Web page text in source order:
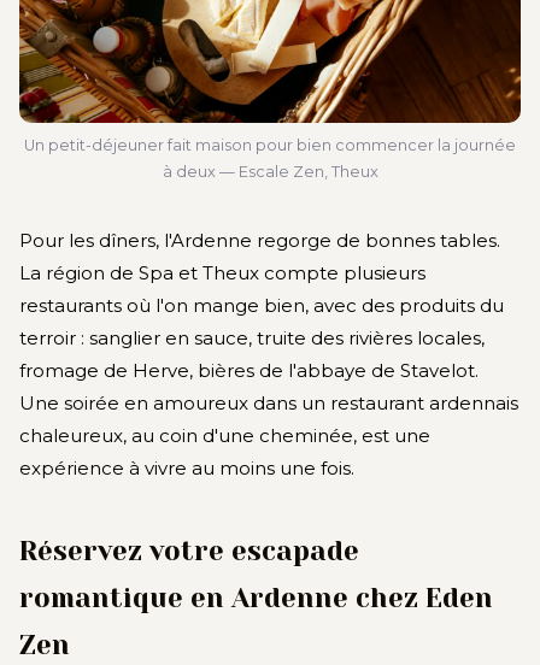
Un petit-déjeuner fait maison pour bien commencer la journée
à deux — Escale Zen, Theux
Pour les dîners, l'Ardenne regorge de bonnes tables.
La région de Spa et Theux compte plusieurs
restaurants où l'on mange bien, avec des produits du
terroir : sanglier en sauce, truite des rivières locales,
fromage de Herve, bières de l'abbaye de Stavelot.
Une soirée en amoureux dans un restaurant ardennais
chaleureux, au coin d'une cheminée, est une
expérience à vivre au moins une fois.
Réservez votre escapade
romantique en Ardenne chez Eden
Zen